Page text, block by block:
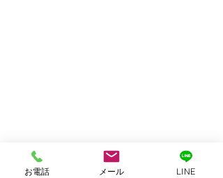
お電話 メール LINE